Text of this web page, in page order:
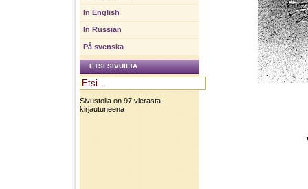
In English
In Russian
På svenska
ETSI SIVUILTA
Sivustolla on 97 vierasta
kirjautuneena